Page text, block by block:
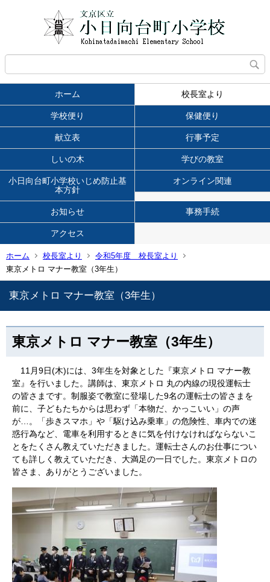
ホーム 校長室より
学校便り 保健便り
献立表 行事予定
しいの木 学びの教室
小日向台町小学校いじめ防止基
本方針
オンライン関連
お知らせ 事務手続
アクセス
ホーム 校長室より
令和5年度 校長室より
東京メトロ マナー教室（3年生）
東京メトロ マナー教室（3年生）
東京メトロ マナー教室（3年生）
11月9日(木)には、3年生を対象とした『東京メトロ マナー教
室』を行いました。講師は、東京メトロ 丸の内線の現役運転士
の皆さまです。制服姿で教室に登場した9名の運転士の皆さまを
前に、子どもたちからは思わず「本物だ、かっこいい」の声
が…。「歩きスマホ」や「駆け込み乗車」の危険性、車内での迷
惑行為など、電車を利用するときに気を付けなければならないこ
とをたくさん教えていただきました。運転士さんのお仕事につい
ても詳しく教えていただき、大満足の一日でした。東京メトロの
皆さま、ありがとうございました。